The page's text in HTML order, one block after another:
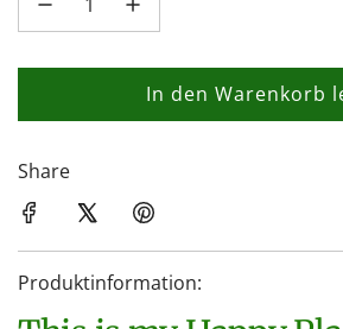
In den Warenkorb
L
.
Share
Produktinformation: